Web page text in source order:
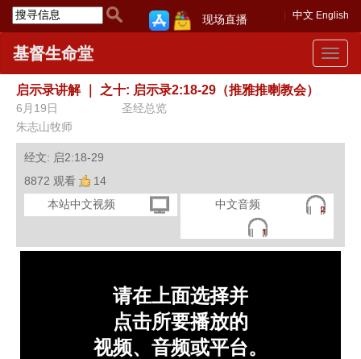
中文 English
现场直播
Toggle
基督生命堂
启示录讲解 之十: 启示录2:18-29（推雅推喇教会）
6月19日
圣经总览
朱志山牧师
经文: 启2:18-29
8872 观看
14
本站中文视频
中文音频